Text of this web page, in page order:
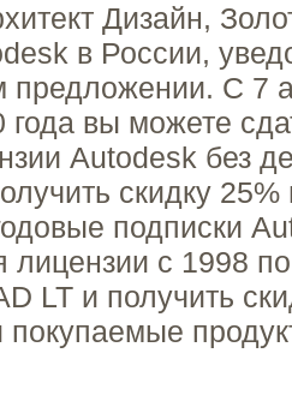
Дизайн,
в России,
предложении. C 7
года вы можете
Autodesk без
скидку 25%
подписки
лицензии с 1998
LT и получить